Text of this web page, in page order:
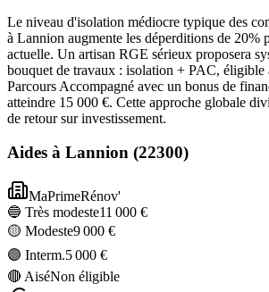
Le niveau d'isolation médiocre typique des
à Lannion augmente les déperditions de 20%
actuelle. Un artisan RGE sérieux proposera
bouquet de travaux : isolation + PAC,
Parcours Accompagné avec un bonus de
atteindre 15 000 €. Cette approche globale
de retour sur investissement.
Aides à Lannion (22300)
MaPrimeRénov'
🔵 Très modeste11 000 €
🟡 Modeste9 000 €
🟣 Interm.5 000 €
🔴 AiséNon éligible